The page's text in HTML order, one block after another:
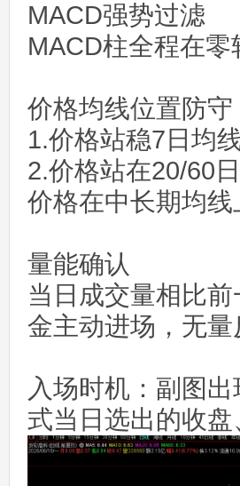
MACD强势过滤
MACD柱全程在
价格均线位置防守
1.价格站稳7日均
2.价格站在20/60
价格在中长期均
量能确认
当日成交量相比
金主动进场，无
入场时机：副图
式当日选出的收盘